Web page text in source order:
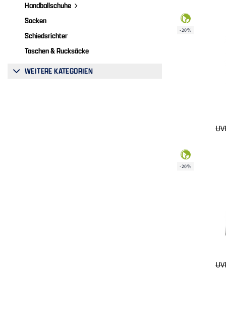
Handballschuhe
Socken
Schiedsrichter
Taschen & Rucksäcke
WEITERE KATEGORIEN
-20%
-20%